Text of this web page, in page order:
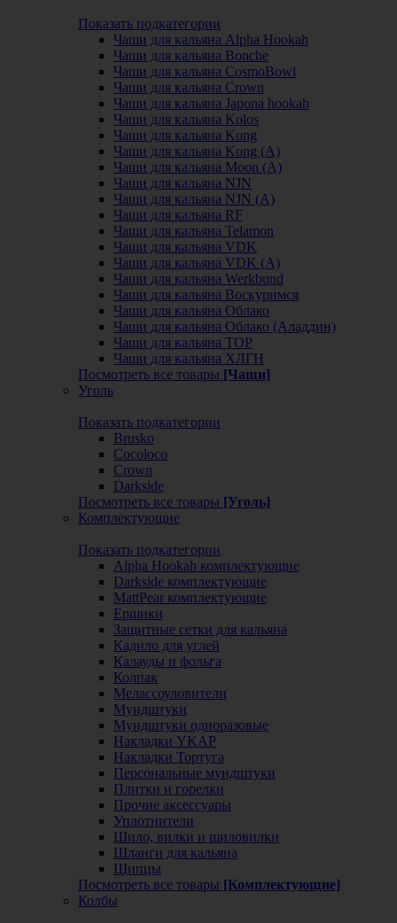
Показать подкатегории
Чаши для кальяна Alpha Hookah
Чаши для кальяна Bonche
Чаши для кальяна CosmoBowl
Чаши для кальяна Crown
Чаши для кальяна Japona hookah
Чаши для кальяна Kolos
Чаши для кальяна Kong
Чаши для кальяна Kong (A)
Чаши для кальяна Moon (А)
Чаши для кальяна NJN
Чаши для кальяна NJN (А)
Чаши для кальяна RF
Чаши для кальяна Telamon
Чаши для кальяна VDK
Чаши для кальяна VDK (А)
Чаши для кальяна Werkbund
Чаши для кальяна Воскуримся
Чаши для кальяна Облако
Чаши для кальяна Облако (Аладдин)
Чаши для кальяна ТОР
Чаши для кальяна ХЛГН
Посмотреть все товары [Чаши]
Уголь
Показать подкатегории
Brusko
Cocoloco
Crown
Darkside
Посмотреть все товары [Уголь]
Комплектующие
Показать подкатегории
Alpha Hookah комплектующие
Darkside комплектующие
MattPear комплектующие
Ершики
Защитные сетки для кальяна
Кадило для углей
Калауды и фольга
Колпак
Мелассоуловители
Мундштуки
Мундштуки одноразовые
Накладки YKAP
Накладки Тортуга
Персональные мундштуки
Плитки и горелки
Прочие аксессуары
Уплотнители
Шило, вилки и шиловилки
Шланги для кальяна
Щипцы
Посмотреть все товары [Комплектующие]
Колбы